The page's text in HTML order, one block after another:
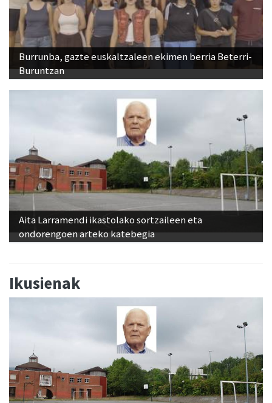
Burrunba, gazte euskaltzaleen ekimen berria Beterri-
Buruntzan
Aita Larramendi ikastolako sortzaileen eta
ondorengoen arteko katebegia
Ikusienak